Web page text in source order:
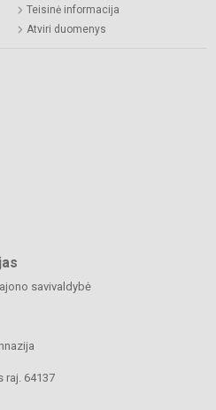
Teisinė informacija
Atviri duomenys
savivaldybė
raj. 64137